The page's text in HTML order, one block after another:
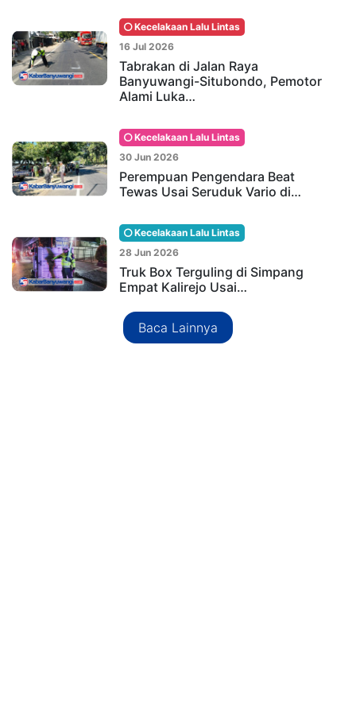
Kecelakaan Lalu Lintas
16 Jul 2026
Tabrakan di Jalan Raya
Banyuwangi-Situbondo, Pemotor
Alami Luka…
Kecelakaan Lalu Lintas
30 Jun 2026
Perempuan Pengendara Beat
Tewas Usai Seruduk Vario di…
Kecelakaan Lalu Lintas
28 Jun 2026
Truk Box Terguling di Simpang
Empat Kalirejo Usai…
Baca Lainnya